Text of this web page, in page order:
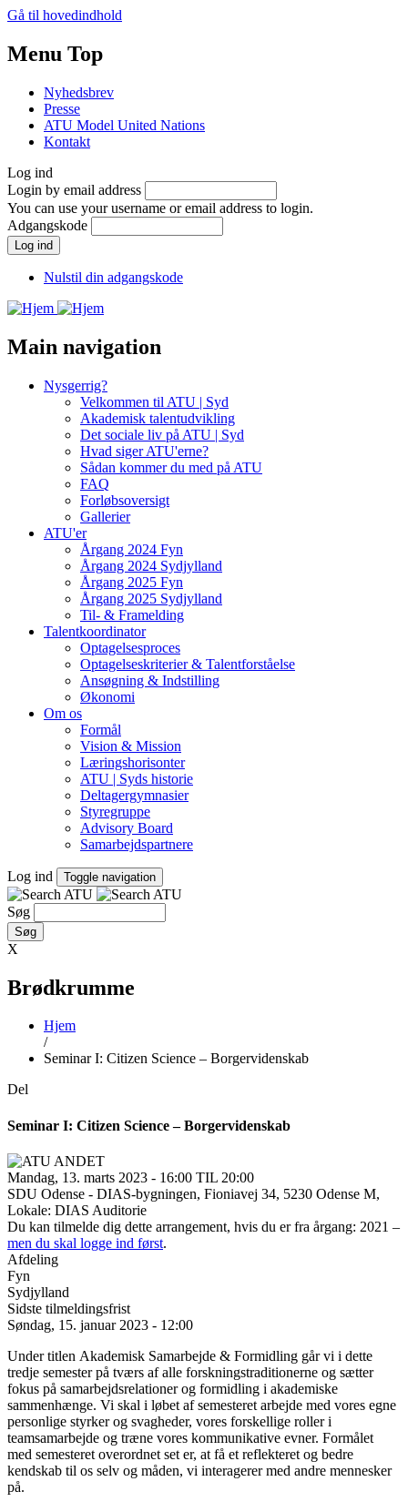
Gå til hovedindhold
Menu Top
Nyhedsbrev
Presse
ATU Model United Nations
Kontakt
Log ind
Login by email address
You can use your username or email address to login.
Adgangskode
Nulstil din adgangskode
Main navigation
Nysgerrig?
Velkommen til ATU | Syd
Akademisk talentudvikling
Det sociale liv på ATU | Syd
Hvad siger ATU'erne?
Sådan kommer du med på ATU
FAQ
Forløbsoversigt
Gallerier
ATU'er
Årgang 2024 Fyn
Årgang 2024 Sydjylland
Årgang 2025 Fyn
Årgang 2025 Sydjylland
Til- & Framelding
Talentkoordinator
Optagelsesproces
Optagelseskriterier & Talentforståelse
Ansøgning & Indstilling
Økonomi
Om os
Formål
Vision & Mission
Læringshorisonter
ATU | Syds historie
Deltagergymnasier
Styregruppe
Advisory Board
Samarbejdspartnere
Log ind Toggle navigation
Søg
X
Brødkrumme
Hjem
/
Seminar I: Citizen Science – Borgervidenskab
Del
Seminar I: Citizen Science – Borgervidenskab
Mandag, 13. marts 2023 - 16:00 TIL 20:00
SDU Odense - DIAS-bygningen, Fioniavej 34, 5230 Odense M,
Lokale: DIAS Auditorie
Du kan tilmelde dig dette arrangement, hvis du er fra årgang: 2021 –
men du skal logge ind først.
Afdeling
Fyn
Sydjylland
Sidste tilmeldingsfrist
Søndag, 15. januar 2023 - 12:00
Under titlen Akademisk Samarbejde & Formidling går vi i dette
tredje semester på tværs af alle forskningstraditionerne og sætter
fokus på samarbejdsrelationer og formidling i akademiske
sammenhænge. Vi skal i løbet af semesteret arbejde med vores egne
personlige styrker og svagheder, vores forskellige roller i
teamsamarbejde og træne vores kommunikative evner. Formålet
med semesteret overordnet set er, at få et reflekteret og bedre
kendskab til os selv og måden, vi interagerer med andre mennesker
på.